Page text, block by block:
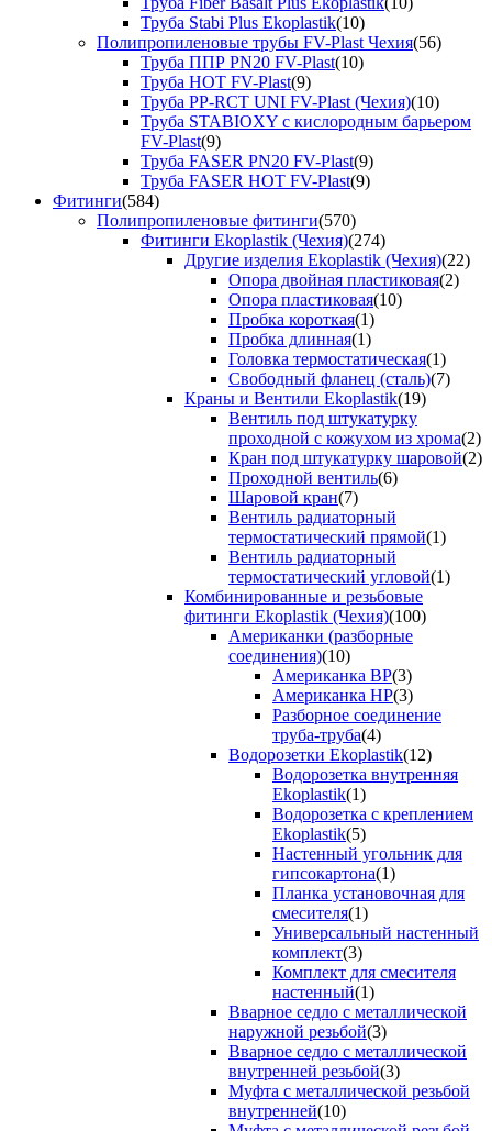
Труба Stabi Plus Ekoplastik(10)
Полипропиленовые трубы FV-Plast Чехия(56)
Труба ППР PN20 FV-Plast(10)
Труба HOT FV-Plast(9)
Труба PP-RCT UNI FV-Plast (Чехия)(10)
Труба STABIOXY с кислородным барьером
FV-Plast(9)
Труба FASER PN20 FV-Plast(9)
Труба FASER HOT FV-Plast(9)
Фитинги(584)
Полипропиленовые фитинги(570)
Фитинги Ekoplastik (Чехия)(274)
Другие изделия Ekoplastik (Чехия)(22)
Опора двойная пластиковая(2)
Опора пластиковая(10)
Пробка короткая(1)
Пробка длинная(1)
Головка термостатическая(1)
Свободный фланец (сталь)(7)
Краны и Вентили Ekoplastik(19)
Вентиль под штукатурку
проходной с кожухом из хрома(2)
Кран под штукатурку шаровой(2)
Проходной вентиль(6)
Шаровой кран(7)
Вентиль радиаторный
термостатический прямой(1)
Вентиль радиаторный
термостатический угловой(1)
Комбинированные и резьбовые
фитинги Ekoplastik (Чехия)(100)
Американки (разборные
соединения)(10)
Американка ВР(3)
Американка НР(3)
Разборное соединение
труба-труба(4)
Водорозетки Ekoplastik(12)
Водорозетка внутренняя
Ekoplastik(1)
Водорозетка с креплением
Ekoplastik(5)
Настенный угольник для
гипсокартона(1)
Планка установочная для
смесителя(1)
Универсальный настенный
комплект(3)
Комплект для смесителя
настенный(1)
Вварное седло с металлической
наружной резьбой(3)
Вварное седло с металлической
внутренней резьбой(3)
Муфта с металлической резьбой
внутренней(10)